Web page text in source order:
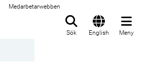
Medarbetarwebben
Sök English Meny